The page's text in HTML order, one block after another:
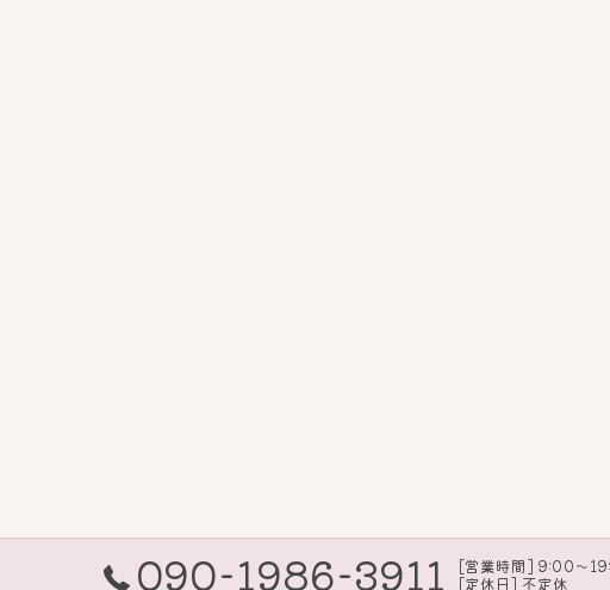
090-1986-3911 [営業時間] 9:00～
[定休日] 不定休